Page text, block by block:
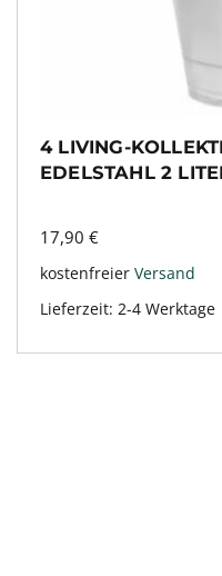
4 LIVING-
EDELSTAHL 2
17,90 €
kostenfreier Versand
Lieferzeit: 2-4 Werktage